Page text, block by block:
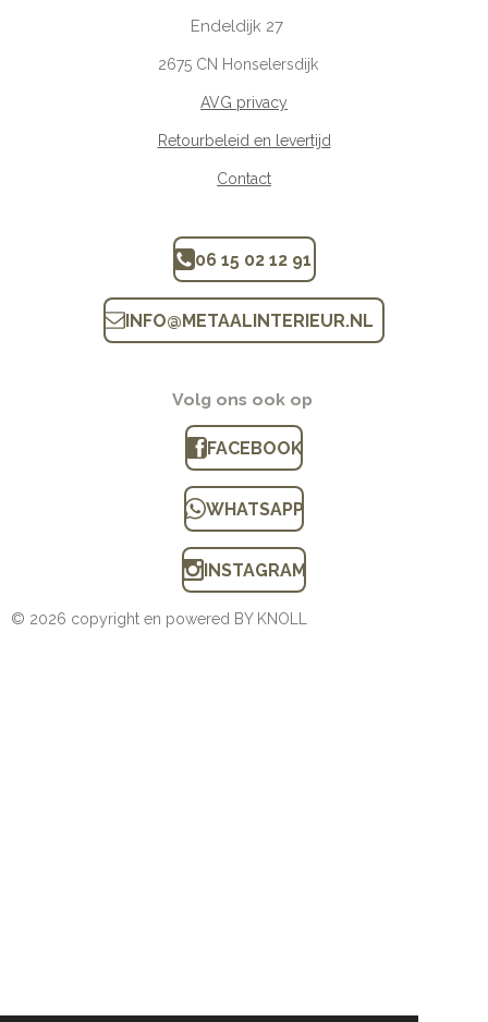
Endeldijk 27
2675 CN Honselersdijk
AVG privacy
Retourbeleid en levertijd
Contact
06 15 02 12 91
INFO@METAALINTERIEUR.NL
Volg ons ook op
FACEBOOK
WHATSAPP
INSTAGRAM
© 2026 copyright en powered BY KNOLL